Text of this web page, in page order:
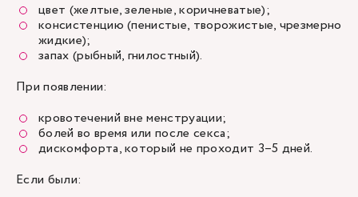
цвет (желтые, зеленые, коричневатые);
консистенцию (пенистые, творожистые, чрезмерно
жидкие);
запах (рыбный, гнилостный).
При появлении:
кровотечений вне менструации;
болей во время или после секса;
дискомфорта, который не проходит 3–5 дней.
Если были: